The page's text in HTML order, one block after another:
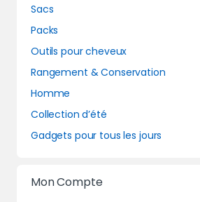
Sacs
Packs
Outils pour cheveux
Rangement & Conservation
Homme
Collection d’été
Gadgets pour tous les jours
Mon Compte